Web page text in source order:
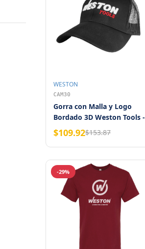
WESTON
CAM30
Gorra con Malla y Logo
Bordado 3D Weston Tools -
Negro
$109.92$153.87
-29%